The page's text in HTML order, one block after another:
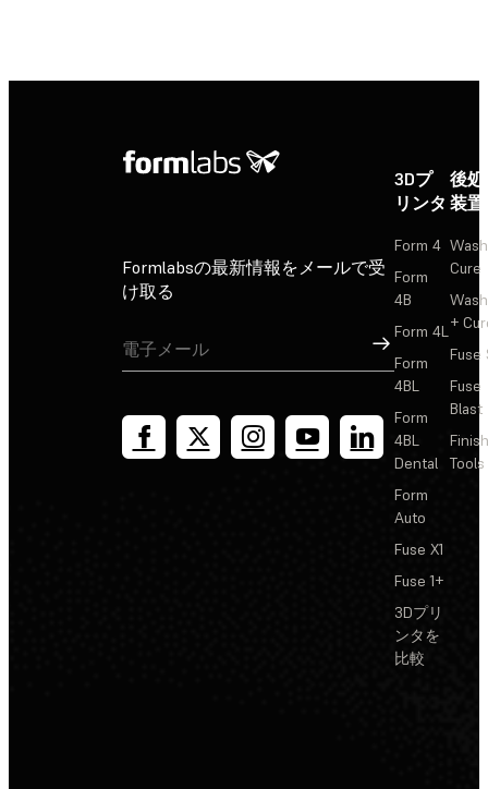
Formlabsの最新情報をメールで受
け取る
サインアップ
3Dプ
リンタ
Form 4
Form
4B
Form 4L
Form
4BL
Form
4BL
Dental
Form
Auto
Fuse X1
Fuse 1+
3Dプリ
ンタを
比較
後
装置
Cure
+
Fuse
Fuse
Blast
Tools